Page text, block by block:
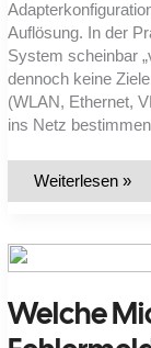
Auflösung. In der
System scheinbar
dennoch keine
(WLAN, Ethernet,
ins Netz
Wie
Profile
DNS
–
und
Weiterlesen »
Welche